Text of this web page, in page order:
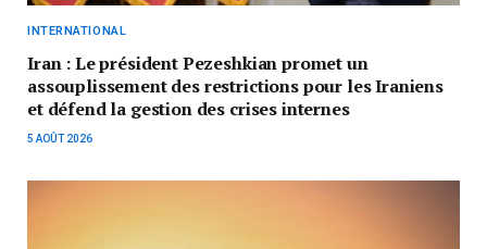
INTERNATIONAL
Iran : Le président Pezeshkian promet un
assouplissement des restrictions pour les Iraniens
et défend la gestion des crises internes
5 AOÛT 2026